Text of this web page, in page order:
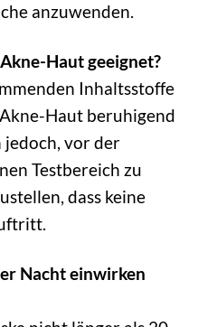
anzuwenden.
Haut geeignet?
Inhaltsstoffe
Haut beruhigend
vor der
Testbereich zu
dass keine
Nacht einwirken